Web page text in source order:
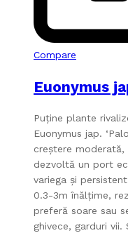
Compare
Euonymus
Puține plante
Euonymus jap.
creștere moderată,
dezvoltă un port
variega și
0.3-3m înălțime,
preferă soare sau
ghivece, garduri vii.